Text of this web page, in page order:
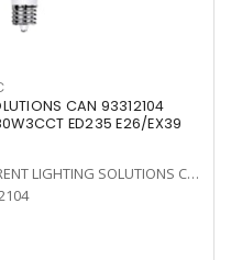
CAN 93312104
ED235 E26/EX39
CURRENT LIGHTING SOLUTIONS CAN